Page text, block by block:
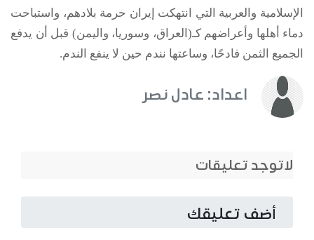
الإسلامية والعربية التي انتهكت إيران حرمة بلادهم، واستباحت
دماء أهلها وأعراضهم كـ(العراق، وسوريا، واليمن) قبل أن يدفع
الجميع الثمن فادحًا، وساعتها نندم حين لا ينفع الندم.
اعداد: عادل نصر
لاتوجد تعليقات
أضف تعليقك